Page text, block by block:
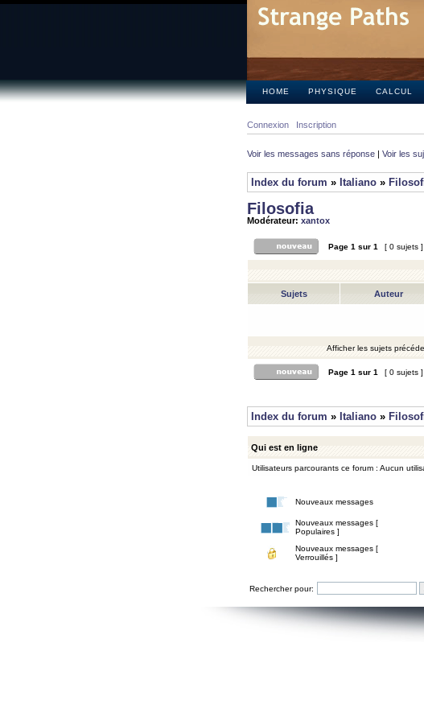
HOME PHYSIQUE CALCUL
Connexion Inscription
Voir les messages sans réponse | Voir les
Index du forum » Italiano »
Filosofia
Modérateur: xantox
Page 1 sur 1 [ 0 sujets ]
Sujets Auteur
Afficher les sujets
Page 1 sur 1 [ 0 sujets ]
Index du forum » Italiano »
Qui est en ligne
Utilisateurs parcourants ce forum : Aucun
Nouveaux messages
Nouveaux messages [
Populaires ]
Nouveaux messages [
Verrouillés ]
Rechercher pour: